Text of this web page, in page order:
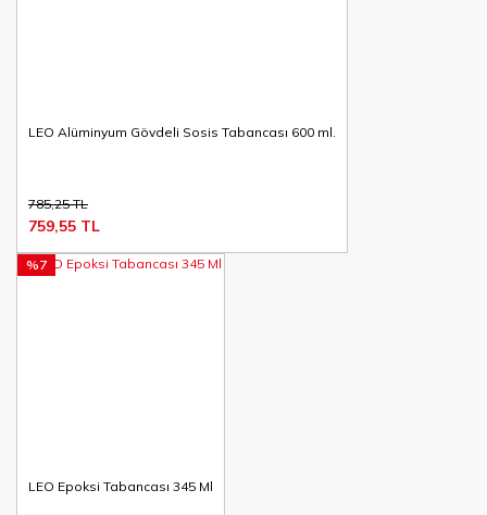
LEO Alüminyum Gövdeli Sosis Tabancası 600 ml.
785,25 TL
759,55 TL
LEO Epoksi Tabancası 345 Ml
%7